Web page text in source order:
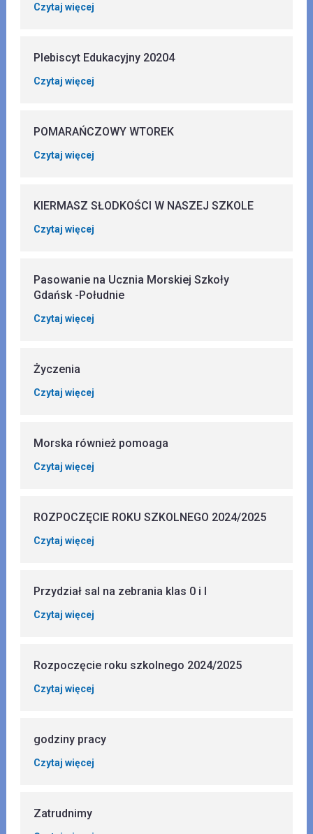
Czytaj więcej
Plebiscyt Edukacyjny 20204
Czytaj więcej
POMARAŃCZOWY WTOREK
Czytaj więcej
KIERMASZ SŁODKOŚCI W NASZEJ SZKOLE
Czytaj więcej
Pasowanie na Ucznia Morskiej Szkoły
Gdańsk -Południe
Czytaj więcej
Życzenia
Czytaj więcej
Morska również pomoaga
Czytaj więcej
ROZPOCZĘCIE ROKU SZKOLNEGO 2024/2025
Czytaj więcej
Przydział sal na zebrania klas 0 i I
Czytaj więcej
Rozpoczęcie roku szkolnego 2024/2025
Czytaj więcej
godziny pracy
Czytaj więcej
Zatrudnimy